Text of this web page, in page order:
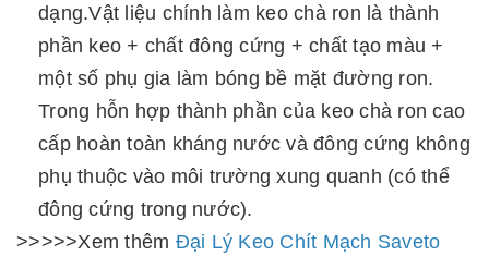
dạng.Vật liệu chính làm keo chà ron là thành
phần keo + chất đông cứng + chất tạo màu +
một số phụ gia làm bóng bề mặt đường ron.
Trong hỗn hợp thành phần của keo chà ron cao
cấp hoàn toàn kháng nước và đông cứng không
phụ thuộc vào môi trường xung quanh (có thể
đông cứng trong nước).
>>>>>Xem thêm Đại Lý Keo Chít Mạch Saveto